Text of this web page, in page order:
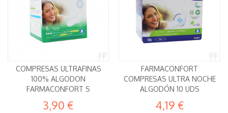
COMPRESAS ULTRAFINAS
100% ALGODON
FARMACONFORT S
3,90 €
FARMACONFORT
COMPRESAS ULTRA NOCHE
ALGODÓN 10 UDS
4,19 €